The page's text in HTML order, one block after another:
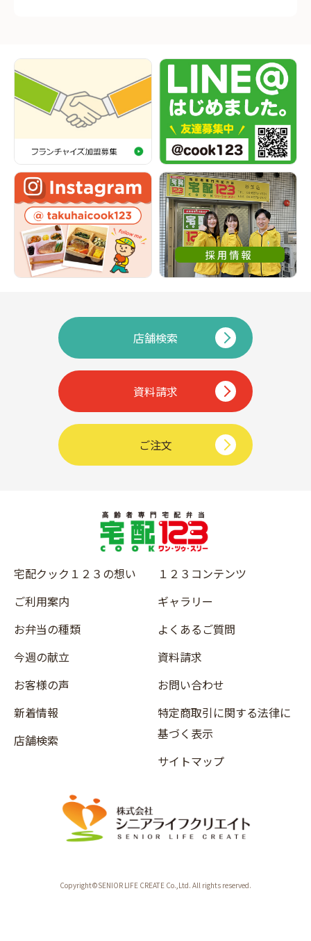
店舗検索
資料請求
ご注文
宅配クック１２３の想い
ご利用案内
お弁当の種類
今週の献立
お客様の声
新着情報
店舗検索
１２３コンテンツ
ギャラリー
よくあるご質問
資料請求
お問い合わせ
特定商取引に関する法律に
基づく表示
サイトマップ
Copyright©SENIOR LIFE CREATE Co.,Ltd. All rights reserved.